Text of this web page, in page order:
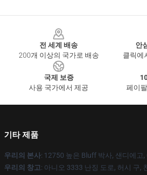
전 세계 배송
200개 이상의 국가로 배송
안
클릭에
국제 보증
사용 국가에서 제공
페이
기타 제품
우리의 본사: 12750 높은 Bluff 박사, 샌디에고,
우리의 창고: 아니오 3333 난징 도로, 허시 구,